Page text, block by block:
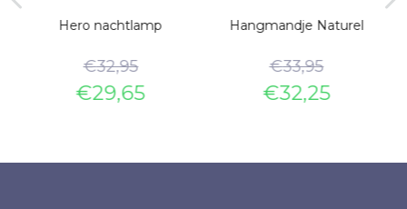
Hero nachtlamp
€32,95
Oorspronkelijke
€29,65
Huidige
Hangmandje Naturel
€33,95
Oorspronkelijke
€32,25
Huidige